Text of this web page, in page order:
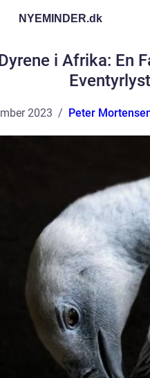
NYEMINDER.dk
i Afrika: En
2023 Peter